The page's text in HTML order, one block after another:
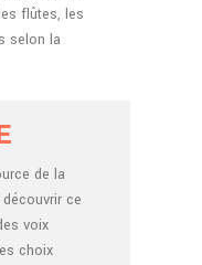
flûtes, les
selon la
de la
ce
voix
choix